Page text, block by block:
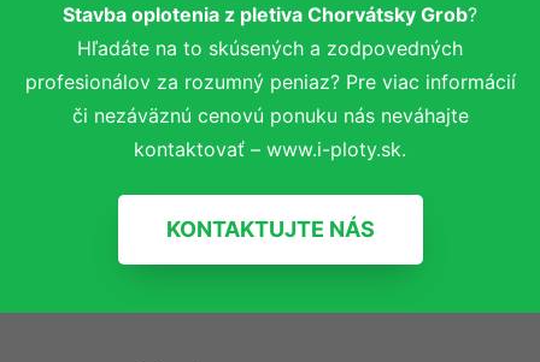
Stavba oplotenia z pletiva Chorvátsky Grob?
Hľadáte na to skúsených a zodpovedných
profesionálov za rozumný peniaz? Pre viac informácií
či nezáväznú cenovú ponuku nás neváhajte
kontaktovať – www.i-ploty.sk.
KONTAKTUJTE NÁS